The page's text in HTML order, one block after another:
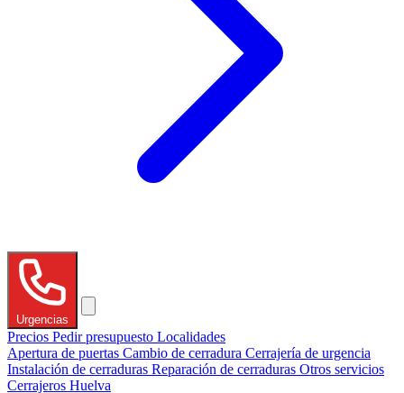
Urgencias
Precios Pedir presupuesto Localidades
Apertura de puertas Cambio de cerradura Cerrajería de urgencia
Instalación de cerraduras Reparación de cerraduras Otros servicios
Cerrajeros Huelva